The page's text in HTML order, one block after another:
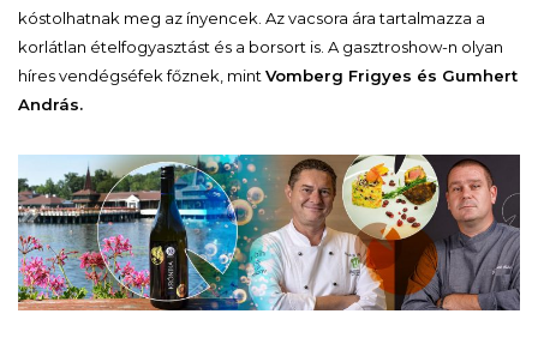
kóstolhatnak meg az ínyencek. Az vacsora ára tartalmazza a
korlátlan ételfogyasztást és a borsort is. A gasztroshow-n olyan
híres vendégséfek főznek, mint Vomberg Frigyes és Gumhert
András.